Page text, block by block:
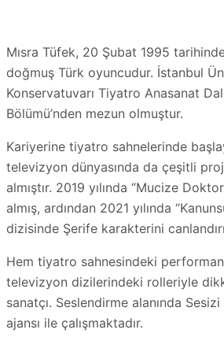
Mısra Tüfek, 20 Şubat 1995
doğmuş Türk oyuncudur. İstanbul
Konservatuvarı Tiyatro Anasanat
Bölümü’nden mezun olmuştur.
Kariyerine tiyatro sahnelerinde
televizyon dünyasında da çeşitli
almıştır. 2019 yılında “Mucize
almış, ardından 2021 yılında
dizisinde Şerife karakterini
Hem tiyatro sahnesindeki
televizyon dizilerindeki rolleriyle
sanatçı. Seslendirme alanında
ajansı ile çalışmaktadır.